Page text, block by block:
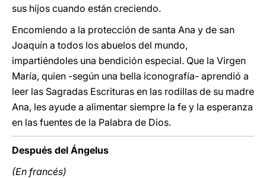
sus hijos cuando están creciendo.
Encomiendo a la protección de santa Ana y de san
Joaquín a todos los abuelos del mundo,
impartiéndoles una bendición especial. Que la Virgen
María, quien -según una bella iconografía- aprendió a
leer las Sagradas Escrituras en las rodillas de su madre
Ana, les ayude a alimentar siempre la fe y la esperanza
en las fuentes de la Palabra de Dios.
Después del Ángelus
(En francés)